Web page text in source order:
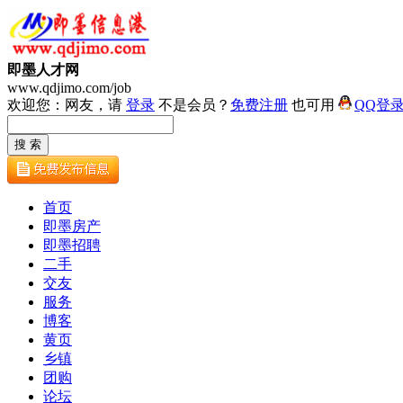
即墨人才网
www.qdjimo.com/job
欢迎您：网友，请 登录 不是会员？ 免费注册 也可用 QQ登
首页
即墨房产
即墨招聘
二手
交友
服务
博客
黄页
乡镇
团购
论坛